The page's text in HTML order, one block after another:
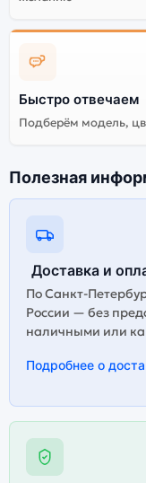
Быстро отвечаем
Подберём модель,
Полезная
Доставка и
По Санкт-
России — без
наличными или
Подробнее о